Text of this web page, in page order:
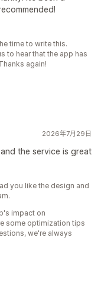
time to write this.
to hear that the app has
again!
2026年7月29日
the service is great
you like the design and
impact on
some optimization tips
we're always